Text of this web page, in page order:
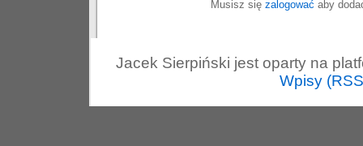
Musisz się zalogować aby
Jacek Sierpiński jest oparty na
Wpisy